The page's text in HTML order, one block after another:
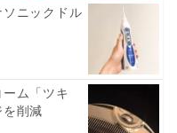
ニックドル
ム「ツキ
を削減